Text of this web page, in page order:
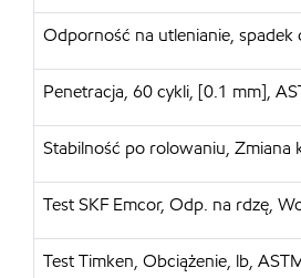
Odporność na utlenianie,
Penetracja, 60 cykli, [0.1 mm],
Stabilność po rolowaniu, Zmiana
Test SKF Emcor, Odp. na rdzę,
Test Timken, Obciążenie, lb,